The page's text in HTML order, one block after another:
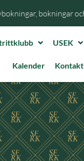
bokningar
USEK
Kalender Kontakt